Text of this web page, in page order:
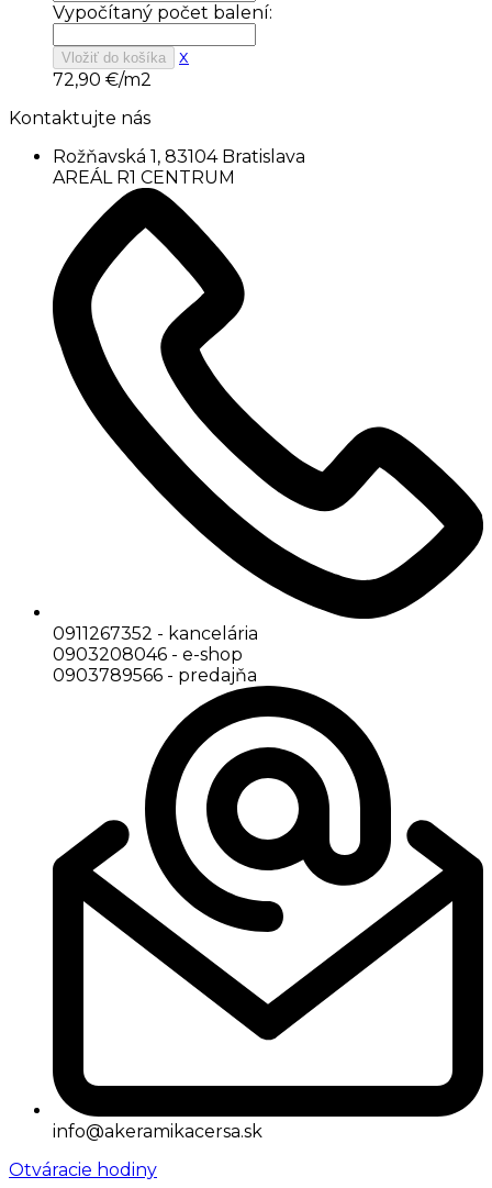
Vypočítaný počet balení:
Vložiť do košíka
x
72,90 €/m2
Kontaktujte nás
Rožňavská 1, 83104 Bratislava
AREÁL R1 CENTRUM
0911267352 - kancelária
0903208046 - e-shop
0903789566 - predajňa
info@akeramikacersa.sk
Otváracie hodiny